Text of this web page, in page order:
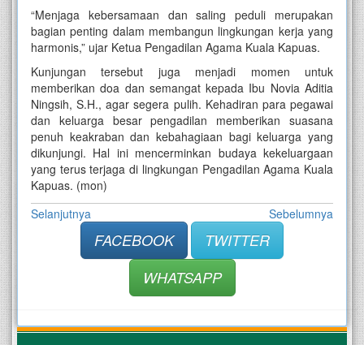
“Menjaga kebersamaan dan saling peduli merupakan
bagian penting dalam membangun lingkungan kerja yang
harmonis,” ujar Ketua Pengadilan Agama Kuala Kapuas.
Kunjungan tersebut juga menjadi momen untuk
memberikan doa dan semangat kepada Ibu Novia Aditia
Ningsih, S.H., agar segera pulih. Kehadiran para pegawai
dan keluarga besar pengadilan memberikan suasana
penuh keakraban dan kebahagiaan bagi keluarga yang
dikunjungi. Hal ini mencerminkan budaya kekeluargaan
yang terus terjaga di lingkungan Pengadilan Agama Kuala
Kapuas. (mon)
Selanjutnya
Sebelumnya
FACEBOOK
TWITTER
WHATSAPP